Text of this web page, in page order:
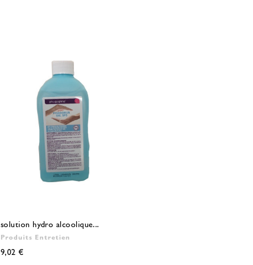
solution hydro alcoolique...
Produits Entretien
9,02 €